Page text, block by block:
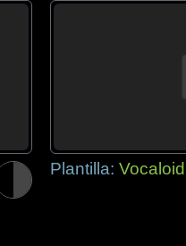
Plantilla: Vocaloid